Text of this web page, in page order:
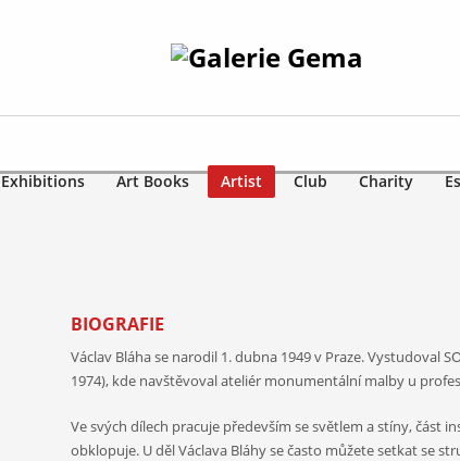
Exhibitions Art Books Artist Club Charity
BIOGRAFIE
Václav Bláha se narodil 1. dubna 1949 v Praze. Vystudoval
1974), kde navštěvoval ateliér monumentální malby u
Ve svých dílech pracuje především se světlem a stíny, část
obklopuje. U děl Václava Bláhy se často můžete setkat se